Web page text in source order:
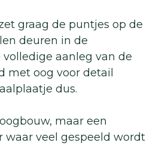
graag de puntjes op de
deuren in de
aanleg van de
met oog voor detail
dus.
maar een
waar veel gespeeld wordt